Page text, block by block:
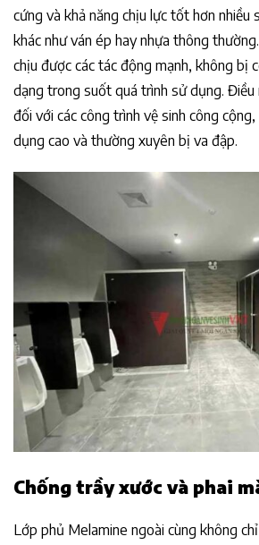
cứng và khả năng chịu lực tốt hơn nhiều
khác như ván ép hay nhựa thông
chịu được các tác động mạnh, không bị
dạng trong suốt quá trình sử dụng. Điều
đối với các công trình vệ sinh công
dụng cao và thường xuyên bị va đập.
Chống trầy xước và phai
Lớp phủ Melamine ngoài cùng không